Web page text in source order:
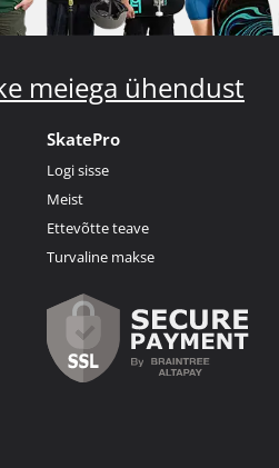
meiega ühendust
SkatePro
Logi sisse
Meist
Ettevõtte teave
Turvaline makse